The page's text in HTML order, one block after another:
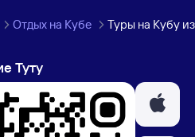
Отдых на Кубе Туры на Кубу
Туту